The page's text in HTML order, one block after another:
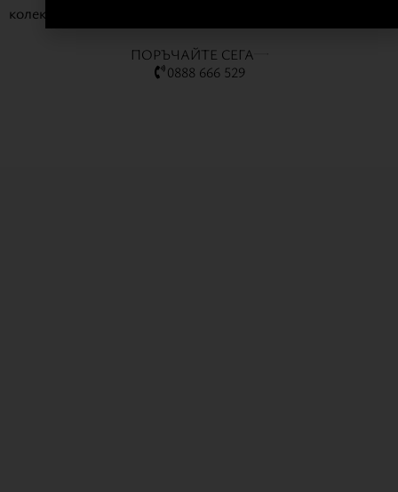
колекцията.
ПОРЪЧАЙТЕ СЕГА
0888 666 529